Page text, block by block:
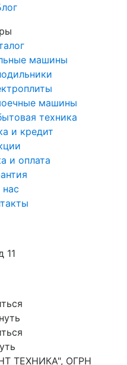
машины
машины
техника
и кредит
и оплата
11
ТЕХНИКА", ОГРН